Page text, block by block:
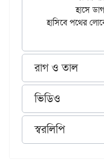
	হাসে ডাগর চোখে,
রাগ ও তাল
ভিডিও
স্বরলিপি